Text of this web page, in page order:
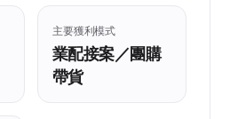
主要獲利模式
業配接案／團購
帶貨